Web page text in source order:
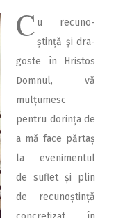
C u recu­no­
ștință şi dra­­
goste în Hristos
Domnul, vă
mulțumesc
pentru do­rința de
a mă face părtaș
la evenimentul
de suflet și plin
de recunoștință